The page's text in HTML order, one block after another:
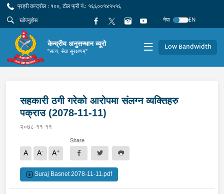
प्रहरी कन्ट्रोल : १००, टोल फ्री नं.: १६६००१४१५१६
नेपा
EN
केन्द्रीय अनुसन्धान व्यूरो
"सत्य, सेवा सुरक्षणम्" Low Bandwidth
सहकारी ठगी गरेको आरोपमा संलग्न व्यक्तिहरु
पक्राउ (2078-11-11)
२०७८-११-११
A A- A+
Share
Suraj Basnet 2078-11-11.pdf